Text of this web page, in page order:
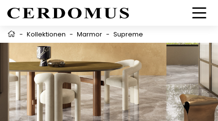
- Kollektionen - Marmor - Supreme